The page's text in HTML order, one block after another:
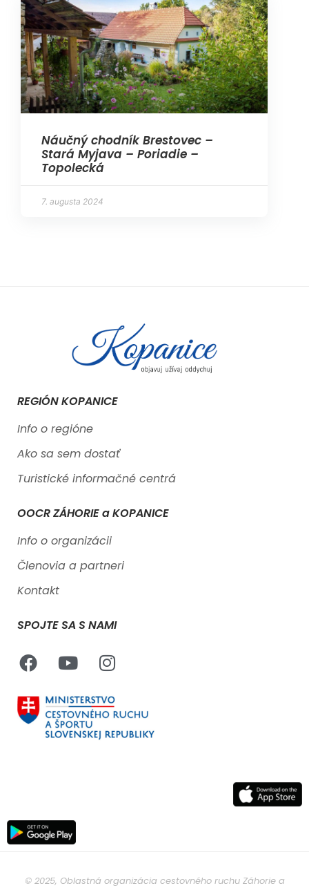
Náučný chodník Brestovec –
Stará Myjava – Poriadie –
Topolecká
7. augusta 2024
REGIÓN KOPANICE
Info o regióne
Ako sa sem dostať
Turistické informačné centrá
OOCR ZÁHORIE a KOPANICE
Info o organizácii
Členovia a partneri
Kontakt
SPOJTE SA S NAMI
© 2025, Oblastná organizácia cestovného ruchu Záhorie a